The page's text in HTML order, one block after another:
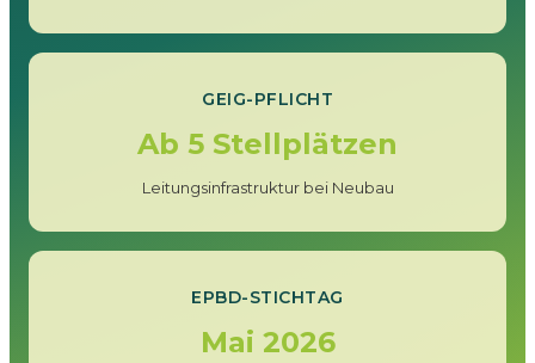
GEIG-PFLICHT
Ab 5 Stellplätzen
Leitungsinfrastruktur bei Neubau
EPBD-STICHTAG
Mai 2026